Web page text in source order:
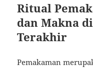
Ritual
dan Makna
Terakhir
Pemakaman